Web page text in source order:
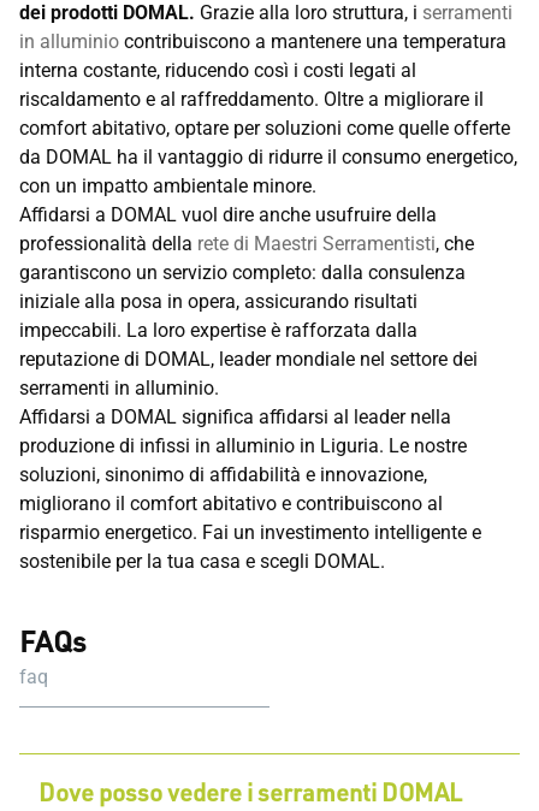
dei prodotti DOMAL. Grazie alla loro struttura, i serramenti
in alluminio contribuiscono a mantenere una temperatura
interna costante, riducendo così i costi legati al
riscaldamento e al raffreddamento. Oltre a migliorare il
comfort abitativo, optare per soluzioni come quelle offerte
da DOMAL ha il vantaggio di ridurre il consumo energetico,
con un impatto ambientale minore.
Affidarsi a DOMAL vuol dire anche usufruire della
professionalità della rete di Maestri Serramentisti, che
garantiscono un servizio completo: dalla consulenza
iniziale alla posa in opera, assicurando risultati
impeccabili. La loro expertise è rafforzata dalla
reputazione di DOMAL, leader mondiale nel settore dei
serramenti in alluminio.
Affidarsi a DOMAL significa affidarsi al leader nella
produzione di infissi in alluminio in Liguria. Le nostre
soluzioni, sinonimo di affidabilità e innovazione,
migliorano il comfort abitativo e contribuiscono al
risparmio energetico. Fai un investimento intelligente e
sostenibile per la tua casa e scegli DOMAL.
FAQs
faq
Dove posso vedere i serramenti DOMAL